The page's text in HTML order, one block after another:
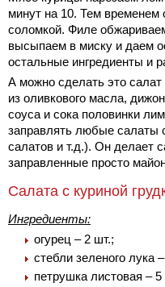
минут на 10. Тем временем
соломкой. Филе
высыпаем в миску и даем
остальные ингредиенты и
А можно сделать это салат
из оливкового масла,
соуса и сока половинки
заправлять любые салаты
салатов и т.д.). Он делает
заправленные просто
Салата с куриной
Ингредиенты:
огурец – 2 шт.;
стебли зеленого лука –
петрушка листовая – 5